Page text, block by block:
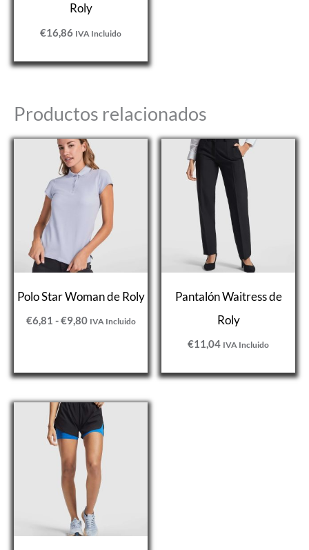
Roly
€16,86 IVA Incluido
Productos relacionados
Polo Star Woman de Roly
€6,81 -€9,80
Rango
de
precios:
desde
€6,81
hasta
€9,80
IVA Incluido
Pantalón Waitress de
Roly
€11,04 IVA Incluido